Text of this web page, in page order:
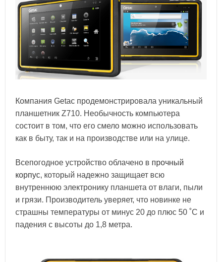
Компания Getac продемонстрировала уникальный
планшетник Z710. Необычность компьютера
состоит в том, что его смело можно использовать
как в быту, так и на производстве или на улице.
Всепогодное устройство облачено в прочный
корпус, который надежно защищает всю
внутреннюю электронику планшета от влаги, пыли
и грязи. Производитель уверяет, что новинке не
страшны температуры от минус 20 до плюс 50 ˚С и
падения с высоты до 1,8 метра.